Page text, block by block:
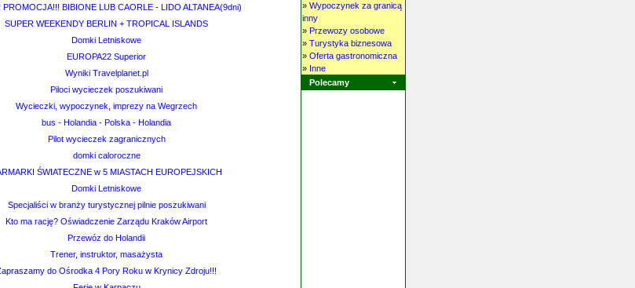
PROMOCJA!!! BIBIONE LUB CAORLE - LIDO ALTANEA(9dni)
SUPER WEEKENDY BERLIN + TROPICAL ISLANDS
Domki Letniskowe
EUROPA22 Superior
Wyniki Travelplanet.pl
Piloci wycieczek poszukiwani
Wycieczki, wypoczynek, imprezy na Wegrzech
bus - Holandia - Polska - Holandia
Pilot wycieczek zagranicznych
domki caloroczne
ŚWIATECZNE w 5 MIASTACH EUROPEJSKICH
Domki Letniskowe
Specjaliści w branży turystycznej pilnie poszukiwani
Kto ma rację? Oświadczenie Zarządu Kraków Airport
Przewóz do Holandii
Trener, instruktor, masażysta
do Ośrodka 4 Pory Roku w Krynicy Zdroju!!!
» Wypoczynek za granicą
inny
» Przewozy osobowe
» Turystyka biznesowa
» Oferta gastronomiczna
» Inne
Polecamy